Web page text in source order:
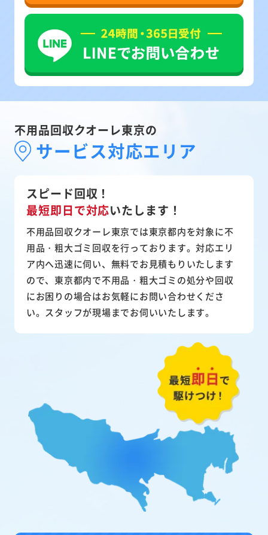
不用品回収クオーレ東京の
サービス対応エリア
スピード回収！
最短即日で対応いたします！
不用品回収クオーレ東京では東京都内を対象に不
用品・粗大ゴミ回収を行っております。対応エリ
ア内へ迅速に伺い、無料でお見積もりいたします
ので、東京都内で不用品・粗大ゴミの処分や回収
にお困りの場合はお気軽にお問い合わせくださ
い。スタッフが現場までお伺いいたします。